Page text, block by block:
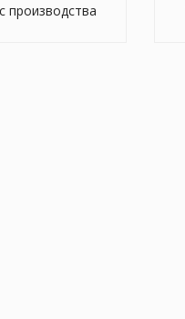
производства